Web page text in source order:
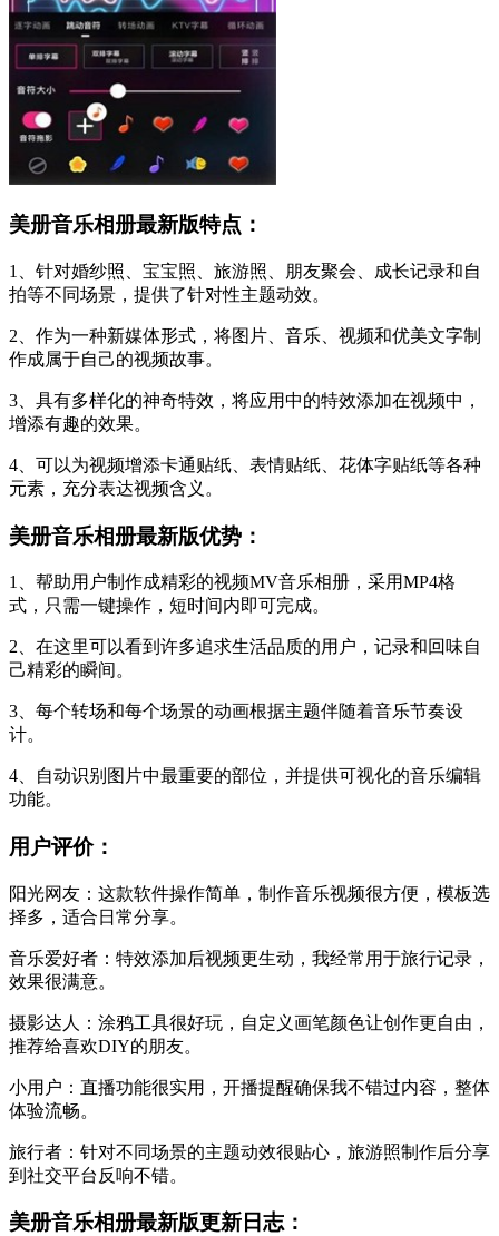
美册音乐相册最新版特点：
1、针对婚纱照、宝宝照、旅游照、朋友聚会、成长记录和自
拍等不同场景，提供了针对性主题动效。
2、作为一种新媒体形式，将图片、音乐、视频和优美文字制
作成属于自己的视频故事。
3、具有多样化的神奇特效，将应用中的特效添加在视频中，
增添有趣的效果。
4、可以为视频增添卡通贴纸、表情贴纸、花体字贴纸等各种
元素，充分表达视频含义。
美册音乐相册最新版优势：
1、帮助用户制作成精彩的视频MV音乐相册，采用MP4格
式，只需一键操作，短时间内即可完成。
2、在这里可以看到许多追求生活品质的用户，记录和回味自
己精彩的瞬间。
3、每个转场和每个场景的动画根据主题伴随着音乐节奏设
计。
4、自动识别图片中最重要的部位，并提供可视化的音乐编辑
功能。
用户评价：
阳光网友：这款软件操作简单，制作音乐视频很方便，模板选
择多，适合日常分享。
音乐爱好者：特效添加后视频更生动，我经常用于旅行记录，
效果很满意。
摄影达人：涂鸦工具很好玩，自定义画笔颜色让创作更自由，
推荐给喜欢DIY的朋友。
小用户：直播功能很实用，开播提醒确保我不错过内容，整体
体验流畅。
旅行者：针对不同场景的主题动效很贴心，旅游照制作后分享
到社交平台反响不错。
美册音乐相册最新版更新日志：